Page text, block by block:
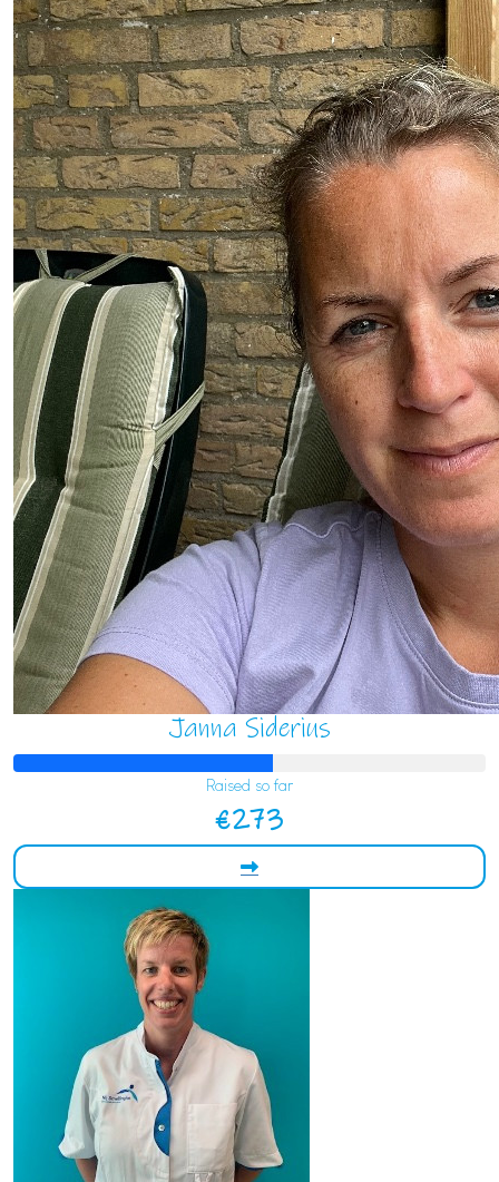
Janna Siderius
Raised so far
€273